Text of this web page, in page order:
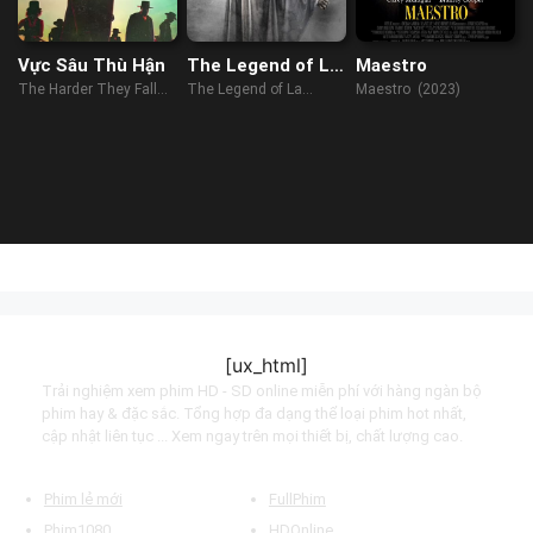
Vực Sâu Thù Hận
The Harder They Fall
The Legend of La
Llorona
The Legend of La
Maestro
Maestro (2023)